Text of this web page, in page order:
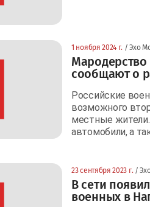
1 ноября 2024 г. / Эхо
Мародерство
сообщают о
Российские
возможного
местные жители.
автомобили, а
23 сентября 2023 г. /
В сети
военных в